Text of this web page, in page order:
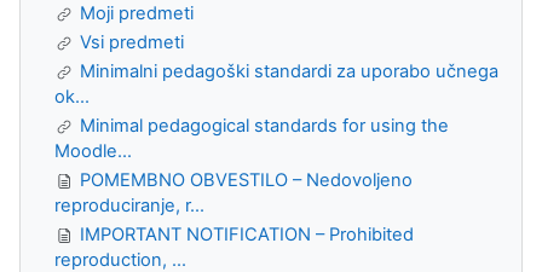
Moji predmeti
Vsi predmeti
Minimalni pedagoški standardi za uporabo učnega
ok...
Minimal pedagogical standards for using the
Moodle...
POMEMBNO OBVESTILO – Nedovoljeno
reproduciranje, r...
IMPORTANT NOTIFICATION – Prohibited
reproduction, ...